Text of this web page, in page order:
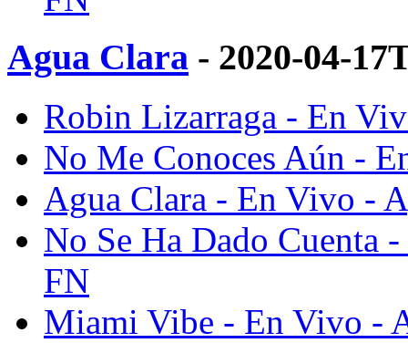
Agua Clara - 2020-04-
Robin Lizarraga - En
No Me Conoces Aún -
Agua Clara - En Vivo -
No Se Ha Dado Cuenta
FN
Miami Vibe - En Vivo -